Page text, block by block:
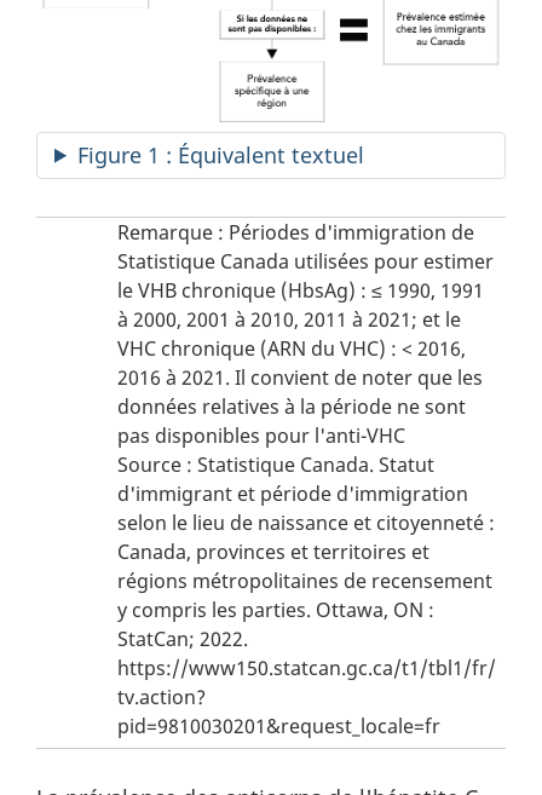
Figure 1 : Équivalent textuel
Remarque : Périodes d'immigration de
Statistique Canada utilisées pour estimer
le VHB chronique (HbsAg) : ≤ 1990, 1991
à 2000, 2001 à 2010, 2011 à 2021; et le
VHC chronique (ARN du VHC) : < 2016,
2016 à 2021. Il convient de noter que les
données relatives à la période ne sont
pas disponibles pour l'anti-VHC
Source : Statistique Canada. Statut
d'immigrant et période d'immigration
selon le lieu de naissance et citoyenneté :
Canada, provinces et territoires et
régions métropolitaines de recensement
y compris les parties. Ottawa, ON :
StatCan; 2022.
https://www150.statcan.gc.ca/t1/tbl1/fr/
tv.action?
pid=9810030201&request_locale=fr